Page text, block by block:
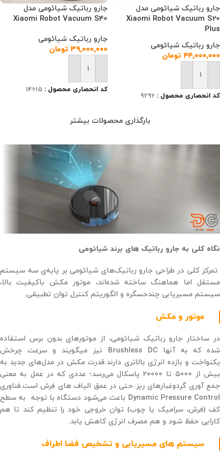
جارو رباتیک شیائومی مدل
Xiaomi Robot Vacuum S20
Plus
جارو رباتیک شیائومی
۴۴,۰۰۰,۰۰۰ تومان
افزودن به سبد خرید
کد انحصاری محصول : 9296
جارو رباتیک شیائومی مدل
Xiaomi Robot Vacuum S40
جارو رباتیک شیائومی
۳۹,۰۰۰,۰۰۰ تومان
افزودن به سبد خرید
کد انحصاری محصول : 14615
بارگذاری محصولات بیشتر
نگاه کلی به جارو رباتیک های برند شیائومی
تمرکز کلی در طراحی جارو رباتیک‌های شیائومی بر پایه‌ی سه سیستم
مستقل اما هماهنگ ساخته شده‌اند، موتور مکش باکیفیت بالا،
سیستم مسیریابی چندحسگره و الگوریتم کنترل توان تطبیقی.
موتور و مکش
در ساختار جارو رباتیک شیائومی، از موتورهای بدون برس استفاده
شده که به آنها Brushless DC نیز میگویند و سرعت چرخش
یکنواخت و بازده انرژی بالاتری دارند.قدرت مکش در مدل‌های جدید به
بیش از ۵۰۰۰ تا ۲۰۰۰۰ پاسکال می‌رسد؛ عددی که در عمل به معنی
جمع ‌آوری گردوغبارهای ریز حتی در عمق الیاف های فرش است.فناوری
Dynamic Pressure Control باعث می‌شود دستگاه با توجه به سطح
کف (فرش، سرامیک یا چوب) توان خروجی خود را تنظیم کند تا هم
کارایی حفظ شود و هم مصرف انرژی کاهش یابد.
سیستم های مسیریابی و تشخیص فضا اطراف